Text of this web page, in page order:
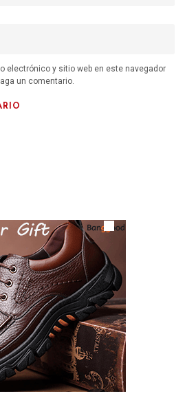
electrónico y sitio web en este navegador
un comentario.